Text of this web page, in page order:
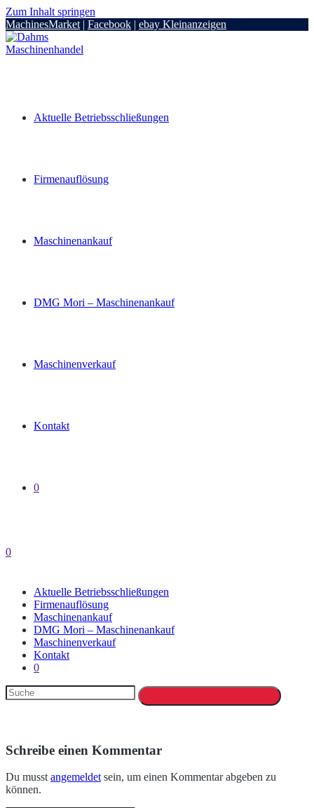
Zum Inhalt springen
MachinesMarket | Facebook | ebay Kleinanzeigen
Aktuelle Betriebsschließungen
Firmenauflösung
Maschinenankauf
DMG Mori – Maschinenankauf
Maschinenverkauf
Kontakt
0
0
Aktuelle Betriebsschließungen
Firmenauflösung
Maschinenankauf
DMG Mori – Maschinenankauf
Maschinenverkauf
Kontakt
0
Schreibe einen Kommentar
Du musstangemeldetsein, um einen Kommentar abgeben zu
können.